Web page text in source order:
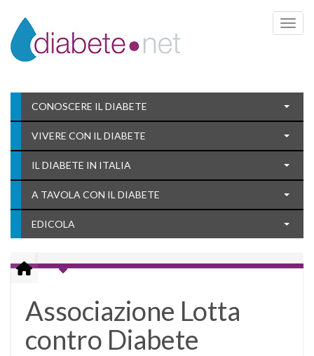
Toggle
CONOSCERE IL DIABETE
VIVERE CON IL DIABETE
IL DIABETE IN ITALIA
A TAVOLA CON IL DIABETE
EDICOLA
Associazione Lotta
contro Diabete